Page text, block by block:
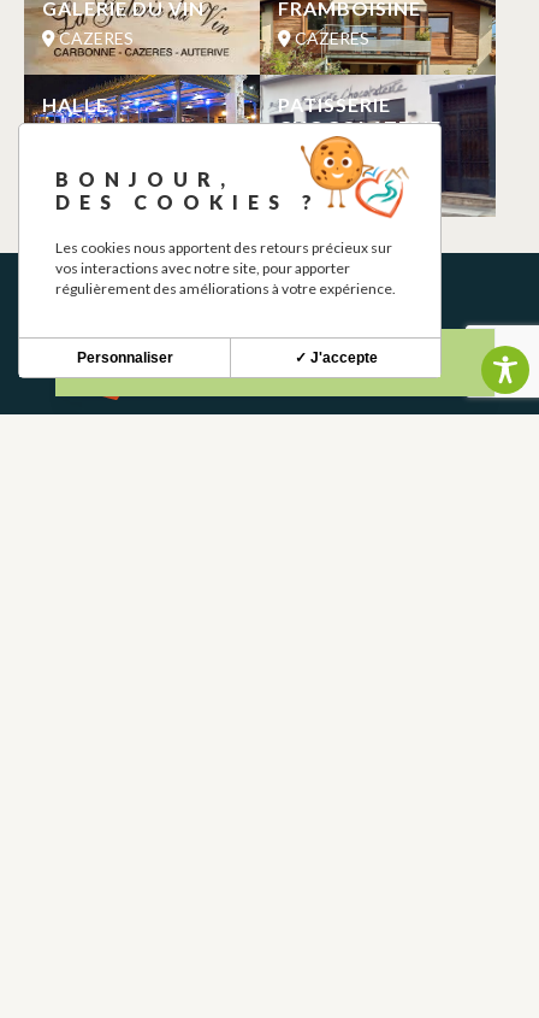
GALERIE DU VIN
CAZERES
FRAMBOISINE
CAZERES
HALLE
PATISSERIE
CHOCOLATERIE
GALY
CAZERES
BONJOUR,
DES COOKIES ?
Les cookies nous apportent des retours précieux sur
vos interactions avec notre site, pour apporter
régulièrement des améliorations à votre expérience.
✓ J'accepte
Personnaliser